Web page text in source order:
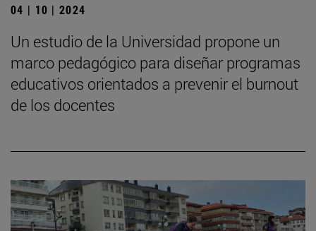
04 | 10 | 2024
Un estudio de la Universidad propone un
marco pedagógico para diseñar programas
educativos orientados a prevenir el burnout
de los docentes